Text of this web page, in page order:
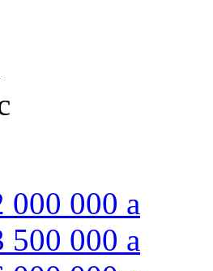
000 000 a
500 000 a